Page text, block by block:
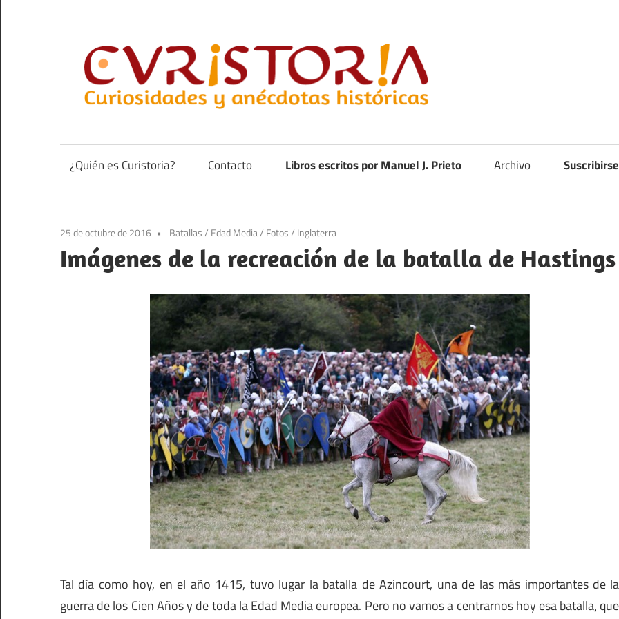
contenido
anécdotas
de
¿Quién es Curistoria? Contacto Libros escritos por Manuel J. Prieto Archivo
25 de octubre de 2016 Batallas/ Edad Media/ Fotos/ Inglaterra
Imágenes de la recreación de la batalla de Hastings
Tal día como hoy, en el año 1415, tuvo lugar la batalla de Azincourt, una de las más importantes de la
guerra de los Cien Años y de toda la Edad Media europea. Pero no vamos a centrarnos hoy esa batalla, que